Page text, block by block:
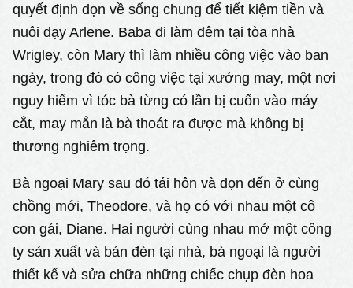
quyết định dọn về sống chung để tiết kiệm tiền và
nuôi dạy Arlene. Baba đi làm đêm tại tòa nhà
Wrigley, còn Mary thì làm nhiều công việc vào ban
ngày, trong đó có công việc tại xưởng may, một nơi
nguy hiểm vì tóc bà từng có lần bị cuốn vào máy
cắt, may mắn là bà thoát ra được mà không bị
thương nghiêm trọng.
Bà ngoại Mary sau đó tái hôn và dọn đến ở cùng
chồng mới, Theodore, và họ có với nhau một cô
con gái, Diane. Hai người cùng nhau mở một công
ty sản xuất và bán đèn tại nhà, bà ngoại là người
thiết kế và sửa chữa những chiếc chụp đèn hoa